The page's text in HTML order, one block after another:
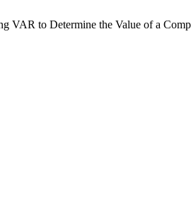
VAR to Determine the Value of a